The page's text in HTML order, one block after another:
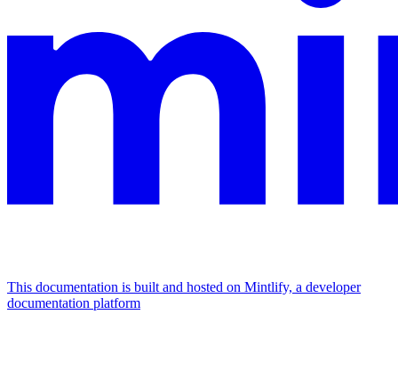
This documentation is built and hosted on Mintlify, a developer
documentation platform